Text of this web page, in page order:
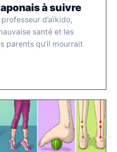
à suivre
d’aïkido,
santé et les
parents qu’il mourrait